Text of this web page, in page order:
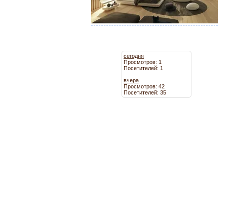
сегодня
Просмотров: 1
Посетителей: 1
вчера
Просмотров: 42
Посетителей: 35